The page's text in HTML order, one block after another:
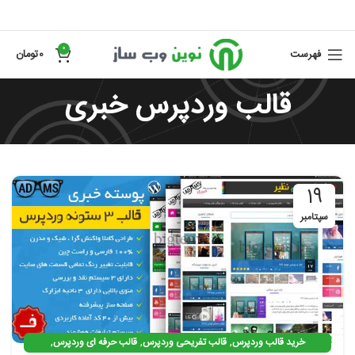
فهرست 0
0تومان
قالب وردپرس خبری
19
سپتامبر
خرید قالب وردپرس,قالب تفریحی وردپرس,قالب حرفه ای وردپرس,